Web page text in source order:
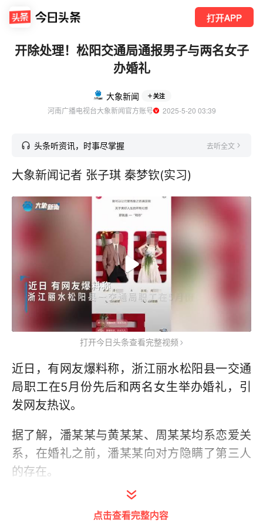
打开APP
开除处理！松阳交通局通报男子与两名女子
办婚礼
大象新闻 关注
河南广播电视台大象新闻官方账号
  2025-5-20 03:39
头条听资讯，时事尽掌握 去听全文
大象新闻记者 张子琪 秦梦钦(实习)
打开今日头条查看完整视频
近日，有网友爆料称，浙江丽水松阳县一交通
局职工在5月份先后和两名女生举办婚礼，引
发网友热议。
据了解，潘某某与黄某某、周某某均系恋爱关
系，在婚礼之前，潘某某向对方隐瞒了第三人
的存在。
5月19日晚，松阳县联合调查组发布情况通
报，通报称潘某某系我县交通运输局行政执法
点击查看完整内容